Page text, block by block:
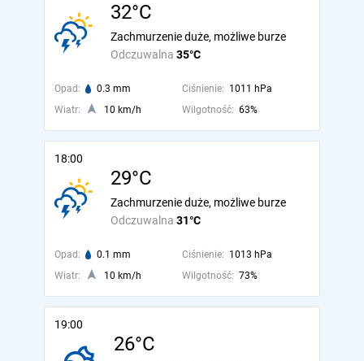
32°C
Odczuwalna 35°C
Zachmurzenie duże, możliwe burze
Opad: 0.3 mm Ciśnienie: 1011 hPa
Wiatr:
10 km/h Wilgotność: 63%
18:00
29°C
Odczuwalna 31°C
Zachmurzenie duże, możliwe burze
Opad: 0.1 mm Ciśnienie: 1013 hPa
Wiatr:
10 km/h Wilgotność: 73%
19:00
26°C